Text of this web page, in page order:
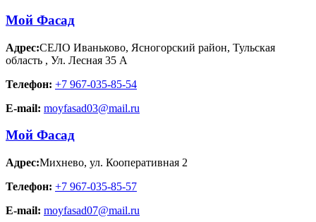
Мой Фасад
Адрес:СЕЛО Иваньково, Ясногорский район, Тульская
область , Ул. Лесная 35 А
Телефон: +7 967-035-85-54
E-mail: moyfasad03@mail.ru
Мой Фасад
Адрес:Михнево, ул. Кооперативная 2
Телефон: +7 967-035-85-57
E-mail: moyfasad07@mail.ru